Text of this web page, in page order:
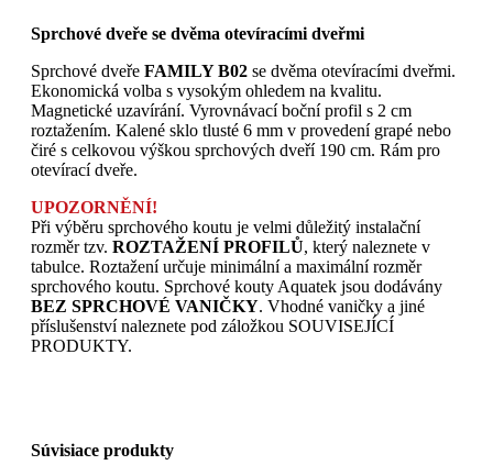
Sprchové dveře se dvěma otevíracími dveřmi
Sprchové dveře FAMILY B02 se dvěma otevíracími dveřmi.
Ekonomická volba s vysokým ohledem na kvalitu.
Magnetické uzavírání. Vyrovnávací boční profil s 2 cm
roztažením. Kalené sklo tlusté 6 mm v provedení grapé nebo
čiré s celkovou výškou sprchových dveří 190 cm. Rám pro
otevírací dveře.
UPOZORNĚNÍ!
Při výběru sprchového koutu je velmi důležitý instalační
rozměr tzv. ROZTAŽENÍ PROFILŮ, který naleznete v
tabulce. Roztažení určuje minimální a maximální rozměr
sprchového koutu. Sprchové kouty Aquatek jsou dodávány
BEZ SPRCHOVÉ VANIČKY. Vhodné vaničky a jiné
příslušenství naleznete pod záložkou SOUVISEJÍCÍ
PRODUKTY.
Súvisiace produkty